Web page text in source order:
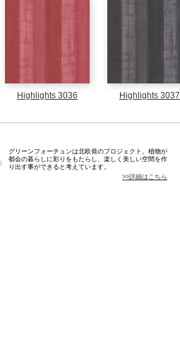
Highlights 3036 Highlights 3037
ンフォーチュン
グリーンフォーチュンは北欧発のプロジェクト。植物が
都会の暮らしに彩りをもたらし、楽しく美しい空間を作
り出す事ができると考えています。
>>詳細はこちら